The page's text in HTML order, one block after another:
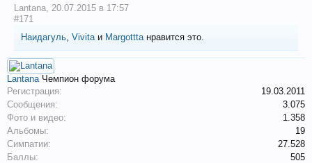
Lantana, 20.07.2015 в 17:57
#171
Наидагуль, Vivitaи Margotttaнравится это.
Lantana Чемпион форума
Регистрация:
19.03.2011
Сообщения:
3.075
Фото и видео:
1.358
Альбомы:
19
Симпатии:
27.528
Баллы:
505